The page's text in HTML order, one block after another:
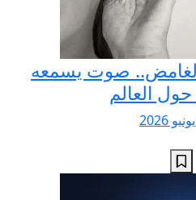
صوت يسمعه
حول العالم